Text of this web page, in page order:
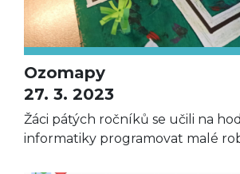
Ozomapy
27. 3. 2023
Žáci pátých ročníků se učili na
informatiky programovat malé